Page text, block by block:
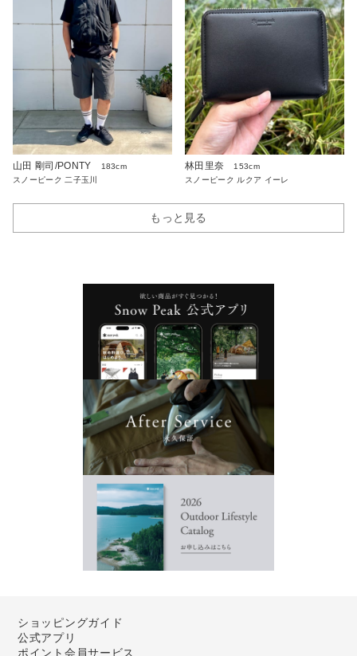
山田 剛司/PONTY
183cm
スノーピーク 二子玉川
林田里奈
153cm
スノーピーク ルクア イーレ
もっと見る
ショッピングガイド
公式アプリ
ポイント会員サービス